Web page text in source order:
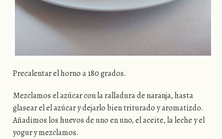
Precalentar el horno a 180 grados.
Mezclamos el azúcar con la ralladura de naranja, hasta
glasear el el azúcar y dejarlo bien triturado y aromatizdo.
Añadimos los huevos de uno en uno, el aceite, la leche y el
yogur y mezclamos.